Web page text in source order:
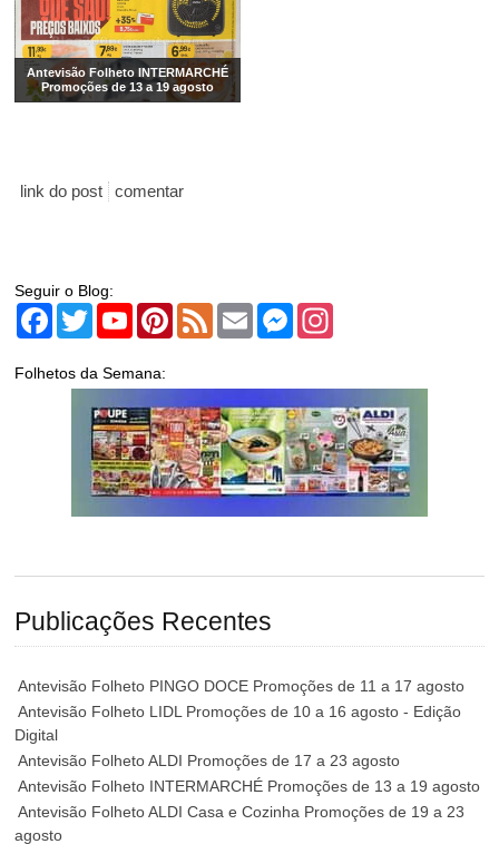
Antevisão Folheto INTERMARCHÉ
Promoções de 13 a 19 agosto
link do post comentar
Seguir o Blog:
Facebook
TwitterYouTubePinterest
Feed Email Messenger
Folhetos da Semana:
Publicações Recentes
Antevisão Folheto PINGO DOCE Promoções de 11 a 17 agosto
Antevisão Folheto LIDL Promoções de 10 a 16 agosto - Edição
Digital
Antevisão Folheto ALDI Promoções de 17 a 23 agosto
Antevisão Folheto INTERMARCHÉ Promoções de 13 a 19 agosto
Antevisão Folheto ALDI Casa e Cozinha Promoções de 19 a 23
agosto